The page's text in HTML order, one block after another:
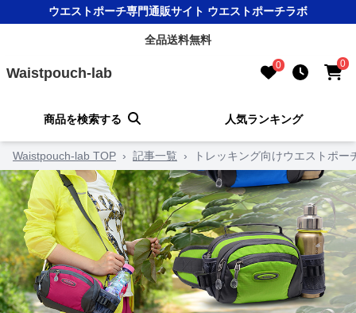
ウエストポーチ専門通販サイト ウエストポーチラボ
全品送料無料
Waistpouch-lab 0 0
商品を検索する 人気ランキング
Waistpouch-lab TOP › 記事一覧 › トレッキング向けウエストポ